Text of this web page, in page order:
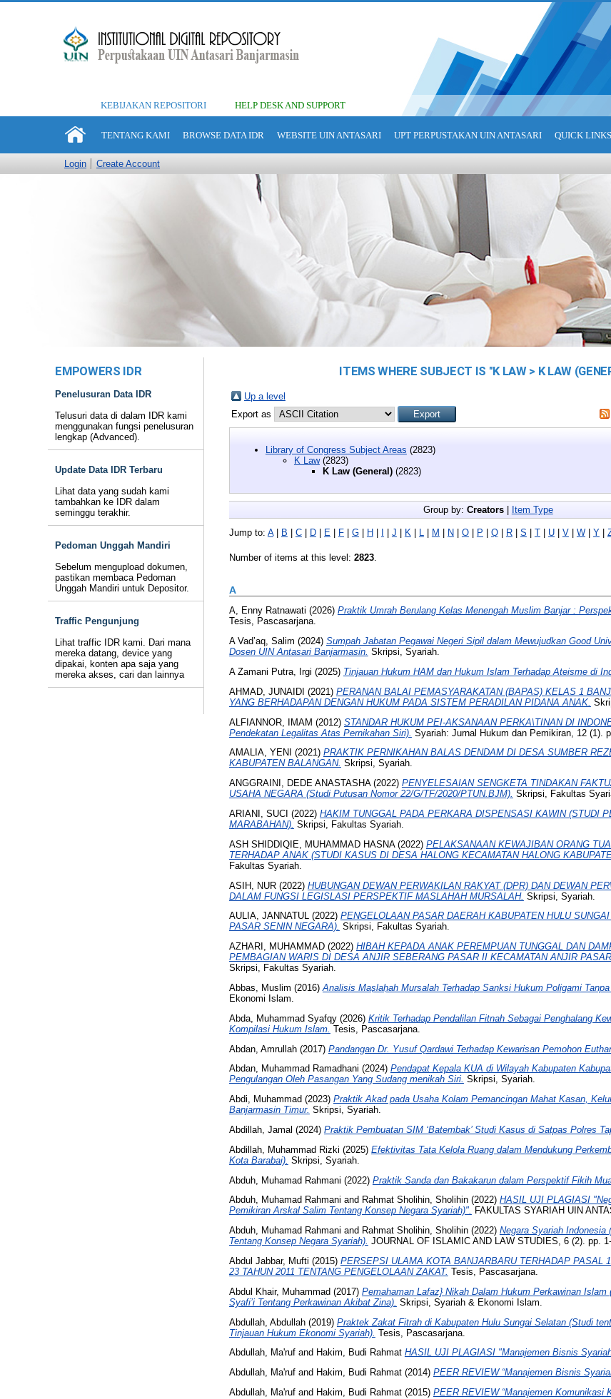
KEBIJAKAN REPOSITORI HELP DESK AND SUPPORT
TENTANG KAMI BROWSE DATA IDR WEBSITE UIN ANTASARI UPT PERPUSTAKAN UIN ANTASARI QUICK LINKS
Login Create Account
EMPOWERS IDR
Penelusuran Data IDR
Telusuri data di dalam IDR kami
menggunakan fungsi penelusuran
lengkap (Advanced).
Update Data IDR Terbaru
Lihat data yang sudah kami
tambahkan ke IDR dalam
seminggu terakhir.
Pedoman Unggah Mandiri
Sebelum mengupload dokumen,
pastikan membaca Pedoman
Unggah Mandiri untuk Depositor.
Traffic Pengunjung
Lihat traffic IDR kami. Dari mana
mereka datang, device yang
dipakai, konten apa saja yang
mereka akses, cari dan lainnya
ITEMS WHERE SUBJECT IS "K LAW > K LAW
Up a level
Export as
Library of Congress Subject Areas (2823)
K Law(2823)
K Law (General)(2823)
Group by: Creators| Item Type
Jump to: A| B | C| D| E | F| G| H| I | J | K | L | M | N| O| P | Q| R| S | T| U| V| W| Y|
Number of items at this level: 2823.
A
A, Enny Ratnawati (2026) Praktik Umrah Berulang Kelas Menengah Muslim Banjar :
Tesis, Pascasarjana.
A Vad’aq, Salim (2024) Sumpah Jabatan Pegawai Negeri Sipil dalam Mewujudkan Good
Dosen UIN Antasari Banjarmasin. Skripsi, Syariah.
A Zamani Putra, Irgi (2025) Tinjauan Hukum HAM dan Hukum Islam Terhadap Ateisme di
AHMAD, JUNAIDI (2021) PERANAN BALAI PEMASYARAKATAN (BAPAS) KELAS 1
YANG BERHADAPAN DENGAN HUKUM PADA SISTEM PERADILAN PIDANA ANAK.
ALFIANNOR, IMAM (2012) STANDAR HUKUM PEI-AKSANAAN PERKA\TINAN DI
Pendekatan Legalitas Atas Pernikahan Siri). Syariah: Jurnal Hukum dan Pemikiran, 12 (1).
AMALIA, YENI (2021) PRAKTIK PERNIKAHAN BALAS DENDAM DI DESA SUMBER
KABUPATEN BALANGAN. Skripsi, Syariah.
ANGGRAINI, DEDE ANASTASHA(2022) PENYELESAIAN SENGKETA TINDAKAN
USAHA NEGARA (Studi Putusan Nomor 22/G/TF/2020/PTUN.BJM). Skripsi, Fakultas
ARIANI, SUCI (2022) HAKIM TUNGGAL PADA PERKARA DISPENSASI KAWIN (STUDI
MARABAHAN). Skripsi, Fakultas Syariah.
ASH SHIDDIQIE, MUHAMMAD HASNA(2022) PELAKSANAAN KEWAJIBAN ORANG
TERHADAP ANAK (STUDI KASUS DI DESA HALONG KECAMATAN HALONG
Fakultas Syariah.
ASIH, NUR(2022) HUBUNGAN DEWAN PERWAKILAN RAKYAT (DPR) DAN DEWAN
DALAM FUNGSI LEGISLASI PERSPEKTIF MASLAHAH MURSALAH. Skripsi, Syariah.
AULIA, JANNATUL(2022) PENGELOLAAN PASAR DAERAH KABUPATEN HULU
PASAR SENIN NEGARA). Skripsi, Fakultas Syariah.
AZHARI, MUHAMMAD(2022) HIBAH KEPADA ANAK PEREMPUAN TUNGGAL DAN
PEMBAGIAN WARIS DI DESA ANJIR SEBERANG PASAR II KECAMATAN ANJIR
Skripsi, Fakultas Syariah.
Abbas, Muslim (2016) Analisis Mas̩lah̩ah Mursalah Terhadap Sanksi Hukum Poligami Tanpa
Ekonomi Islam.
Abda, Muhammad Syafqy(2026) Kritik Terhadap Pendalilan Fitnah Sebagai Penghalang
Kompilasi Hukum Islam. Tesis, Pascasarjana.
Abdan, Amrullah(2017) Pandangan Dr. Yusuf Qardawi Terhadap Kewarisan Pemohon
Abdan, Muhammad Ramadhani (2024) Pendapat Kepala KUA di Wilayah Kabupaten
Pengulangan Oleh Pasangan Yang Sudang menikah Siri. Skripsi, Syariah.
Abdi, Muhammad (2023) Praktik Akad pada Usaha Kolam Pemancingan Mahat Kasan,
Banjarmasin Timur. Skripsi, Syariah.
Abdillah, Jamal (2024) Praktik Pembuatan SIM ‘Batembak’ Studi Kasus di Satpas Polres
Abdillah, Muhammad Rizki (2025) Efektivitas Tata Kelola Ruang dalam Mendukung
Kota Barabai). Skripsi, Syariah.
Abduh, Muhamad Rahmani (2022) Praktik Sanda dan Bakakarun dalam Perspektif Fikih
Abduh, Muhamad Rahmani and Rahmat Sholihin, Sholihin(2022) HASIL UJI PLAGIASI
Pemikiran Arskal Salim Tentang Konsep Negara Syariah)". FAKULTAS SYARIAH UIN
Abduh, Muhamad Rahmani and Rahmat Sholihin, Sholihin(2022) Negara Syariah
Tentang Konsep Negara Syariah). JOURNAL OF ISLAMIC AND LAW STUDIES, 6 (2). pp.
Abdul Jabbar, Mufti (2015) PERSEPSI ULAMA KOTA BANJARBARU TERHADAP PASAL
23 TAHUN 2011 TENTANG PENGELOLAAN ZAKAT. Tesis, Pascasarjana.
Abdul Khair, Muhammad(2017) Pemahaman Lafaz} Nikah Dalam Hukum Perkawinan
Syafi’i Tentang Perkawinan Akibat Zina). Skripsi, Syariah & Ekonomi Islam.
Abdullah, Abdullah(2019) Praktek Zakat Fitrah di Kabupaten Hulu Sungai Selatan (Studi
Tinjauan Hukum Ekonomi Syariah). Tesis, Pascasarjana.
Abdullah, Ma'rufand Hakim, Budi Rahmat HASIL UJI PLAGIASI "Manajemen Bisnis
Abdullah, Ma'rufand Hakim, Budi Rahmat(2014) PEER REVIEW “Manajemen Bisnis
Abdullah, Ma'rufand Hakim, Budi Rahmat(2015) PEER REVIEW “Manajemen Komunikasi